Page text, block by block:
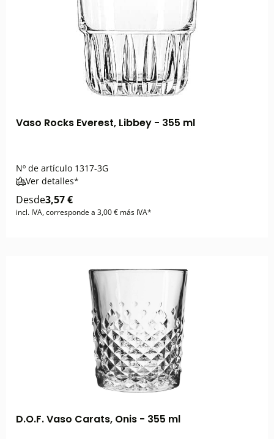
Vaso Rocks Everest, Libbey - 355 ml
Nº de artículo 1317-3G
Ver detalles*
Desde3,57 €
incl. IVA, corresponde a 3,00 € más IVA*
D.O.F. Vaso Carats, Onis - 355 ml